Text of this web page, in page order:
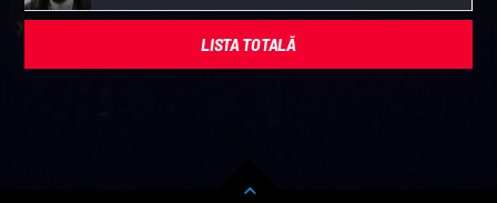
LISTA TOTALĂ